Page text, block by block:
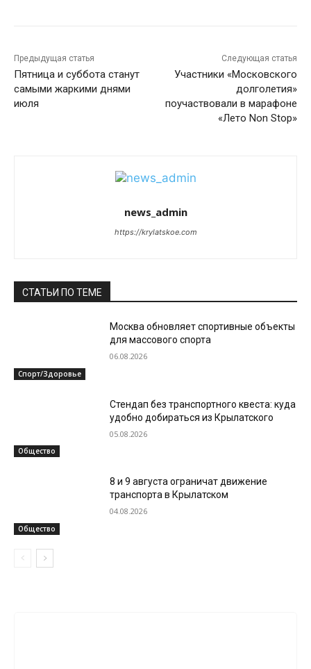
Предыдущая статья
Пятница и суббота станут
самыми жаркими днями
июля
Следующая статья
Участники «Московского
долголетия»
поучаствовали в марафоне
«Лето Non Stop»
news_admin
https://krylatskoe.com
СТАТЬИ ПО ТЕМЕ
Спорт/Здоровье
Москва обновляет спортивные объекты
для массового спорта
06.08.2026
Общество
Стендап без транспортного квеста: куда
удобно добираться из Крылатского
05.08.2026
Общество
8 и 9 августа ограничат движение
транспорта в Крылатском
04.08.2026